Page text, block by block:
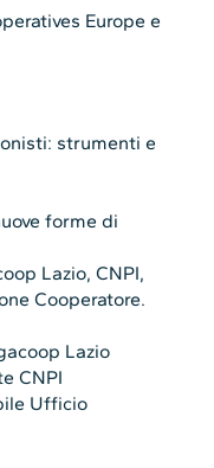
Europe e
strumenti e
forme di
Lazio, CNPI,
Cooperatore.
Lazio
CNPI
Ufficio